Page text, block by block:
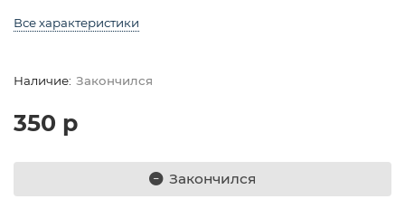
Все характеристики
Закончился
350 р
Закончился